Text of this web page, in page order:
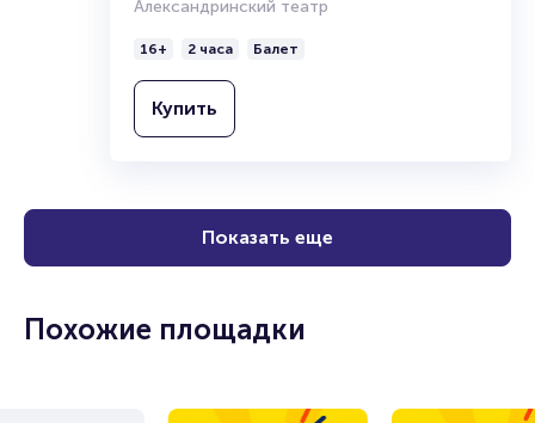
Александринский театр
16+ 2 часа Балет
Купить
Показать еще
Похожие площадки